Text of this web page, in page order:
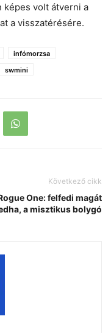
képes volt átverni a
a visszatérésére.
infómorzsa
swmini
Következő cikk
One: felfedi magát
a misztikus bolygó